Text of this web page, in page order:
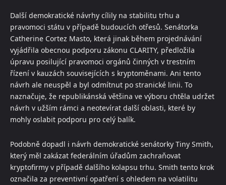
Další demokratické návrhy cílily na stabilitu trhu a
pravomoci státu v případě budoucích otřesů. Senátorka
Catherine Cortez Masto, která jinak během projednávání
vyjádřila obecnou podporu zákonu CLARITY, předložila
úpravu posilující pravomoci orgánů činných v trestním
řízení v kauzách souvisejících s kryptoměnami. Ani tento
návrh ale neuspěl a byl odmítnut po stranické linii. To
naznačuje, že republikánská většina ve výboru chtěla udržet
návrh v užším rámci a neotevírat další oblasti, které by
mohly oslabit podporu pro celý balík.
Podobně dopadl i návrh demokratické senátorky Tiny Smith,
který měl zakázat federálním úřadům zachraňovat
kryptofirmy v případě dalšího kolapsu trhu. Smith tento krok
označila za preventivní opatření s ohledem na volatilitu